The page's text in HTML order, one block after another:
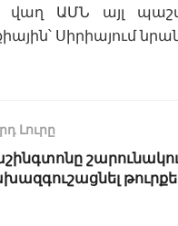
վաղ ԱՄՆ այլ
Սիրիայում
Լուրը